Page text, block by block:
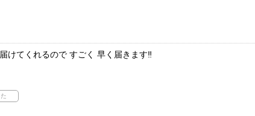
けてくれるので すごく 早く届きます‼️